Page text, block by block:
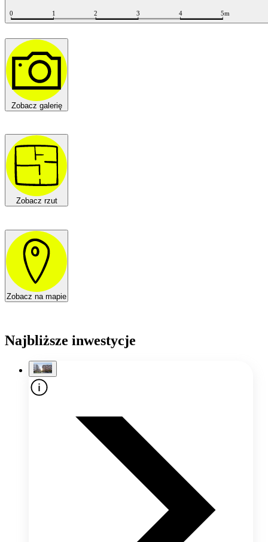
Zobacz galerię
Zobacz rzut
Zobacz na mapie
Najbliższe inwestycje